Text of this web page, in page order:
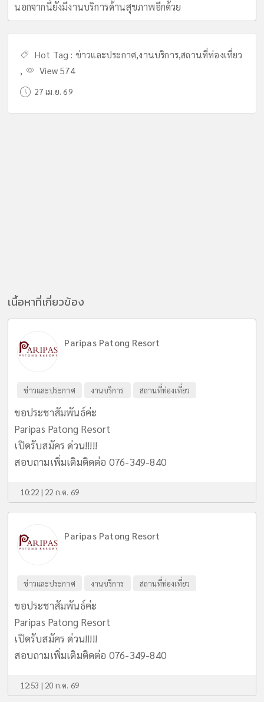
นอกจากนี้ยังมีงานบริการด้านสุขภาพอีกด้วย
Hot Tag : ข่าวและประกาศ,งานบริการ,สถานที่ท่องเที่ยว
,
View 574
27 เม.ย. 69
เนื้อหาที่เกี่ยวข้อง
Paripas Patong Resort
ข่าวและประกาศ งานบริการ สถานที่ท่องเที่ยว
ขอประชาสัมพันธ์ค่ะ
Paripas Patong Resort
เปิดรับสมัคร ด่วน!!!!!
สอบถามเพิ่มเติมติดต่อ 076-349-840
10:22 | 22 ก.ค. 69
Paripas Patong Resort
ข่าวและประกาศ งานบริการ สถานที่ท่องเที่ยว
ขอประชาสัมพันธ์ค่ะ
Paripas Patong Resort
เปิดรับสมัคร ด่วน!!!!!
สอบถามเพิ่มเติมติดต่อ 076-349-840
12:53 | 20 ก.ค. 69